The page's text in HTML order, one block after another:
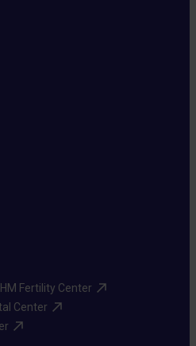
Fertility Center​
Center​